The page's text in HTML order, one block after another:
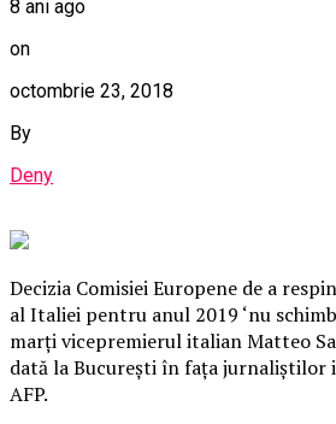
8 ani ago
on
octombrie 23, 2018
By
Deny
Decizia Comisiei Europene de a
al Italiei pentru anul 2019 ‘nu
marţi vicepremierul italian Matteo
dată la Bucureşti în faţa
AFP.